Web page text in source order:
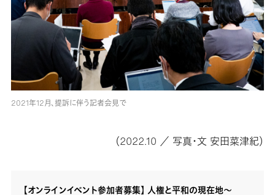
2021年12月、提訴に伴う記者会見で
（2022.10 ／ 写真・文 安田菜津紀）
【オンラインイベント参加者募集】 人権と平和の現在地～